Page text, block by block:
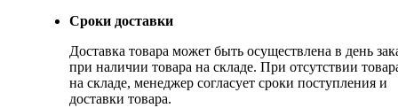
Сроки доставки
Доставка товара может быть осуществлена в день
при наличии товара на складе. При отсутствии
на складе, менеджер согласует сроки поступления и
доставки товара.